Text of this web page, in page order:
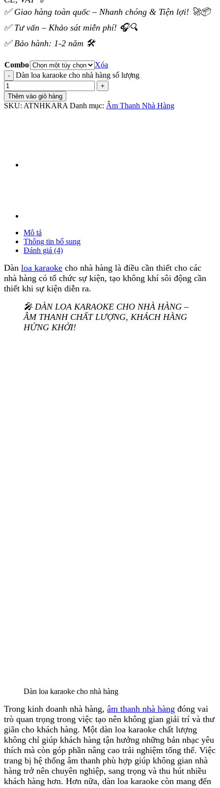
✅ Giao hàng toàn quốc – Nhanh chóng & Tiện lợi! 🚀📦
✅ Tư vấn – Khảo sát miễn phí! 🎧🔍
✅ Bảo hành: 1-2 năm 🛠️
Combo
Xóa
Dàn loa karaoke cho nhà hàng số lượng
Thêm vào giỏ hàng
SKU: ATNHKARA Danh mục: Âm Thanh Nhà Hàng
Mô tả
Thông tin bổ sung
Đánh giá (4)
Dàn loa karaoke cho nhà hàng là điều cần thiết cho các
nhà hàng có tổ chức sự kiện, tạo không khí sôi động cần
thiết khi sự kiện diễn ra.
🎤 DÀN LOA KARAOKE CHO NHÀ HÀNG –
ÂM THANH CHẤT LƯỢNG, KHÁCH HÀNG
HỨNG KHỞI!
Dàn loa karaoke cho nhà hàng
Trong kinh doanh nhà hàng, âm thanh nhà hàng đóng vai
trò quan trọng trong việc tạo nên không gian giải trí và thư
giãn cho khách hàng. Một dàn loa karaoke chất lượng
không chỉ giúp khách hàng tận hưởng những bản nhạc yêu
thích mà còn góp phần nâng cao trải nghiệm tổng thể. Việc
trang bị hệ thống âm thanh phù hợp giúp không gian nhà
hàng trở nên chuyên nghiệp, sang trọng và thu hút nhiều
khách hàng hơn. Hơn nữa, dàn loa karaoke còn mang đến